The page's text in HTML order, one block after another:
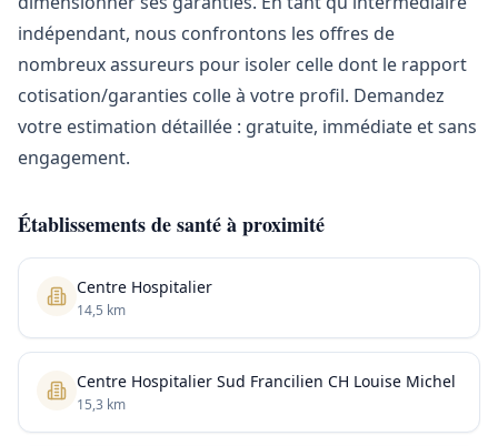
indépendant, nous confrontons les offres de
nombreux assureurs pour isoler celle dont le rapport
cotisation/garanties colle à votre profil. Demandez
votre estimation détaillée : gratuite, immédiate et sans
engagement.
Établissements de santé à proximité
Centre Hospitalier
14,5 km
Centre Hospitalier Sud Francilien CH Louise Michel
15,3 km